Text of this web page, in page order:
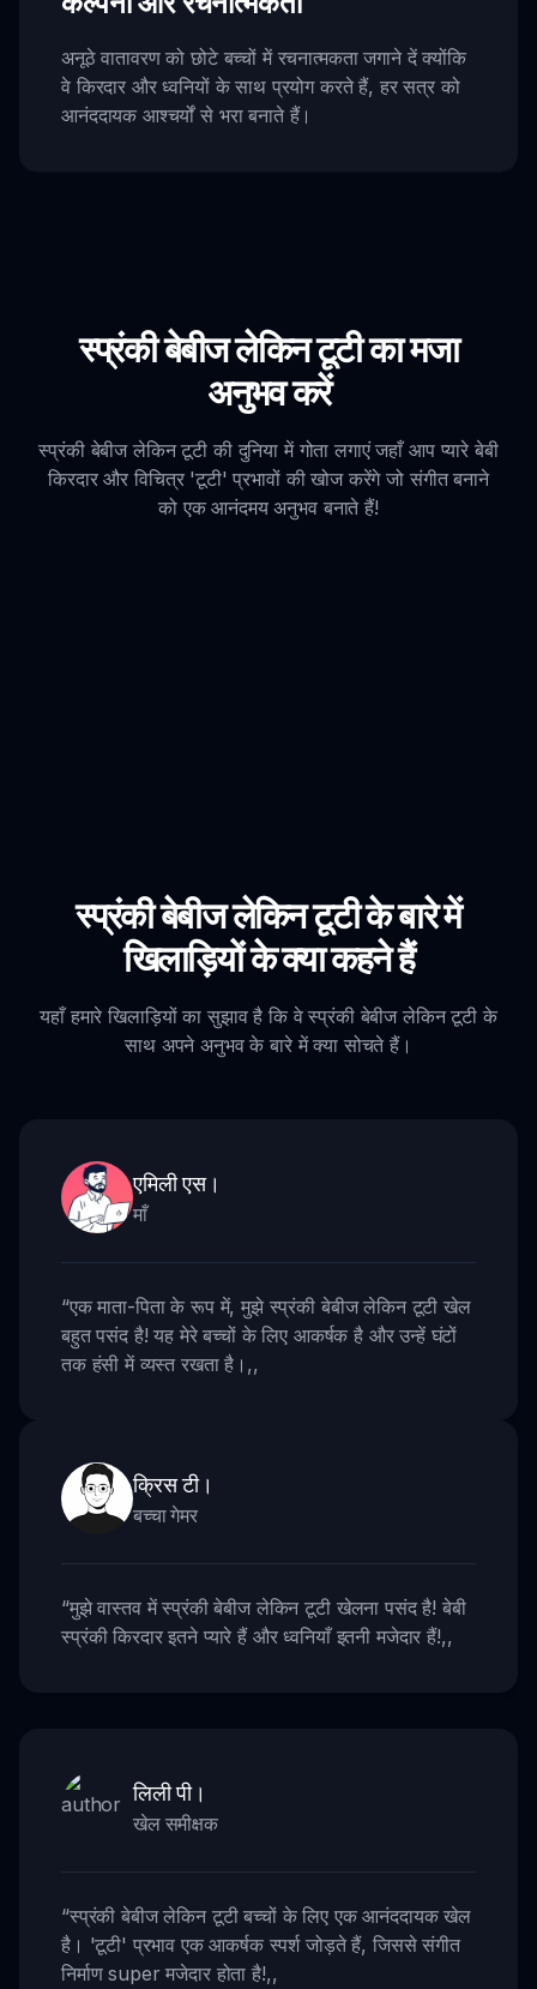
अनूठे वातावरण को छोटे बच्चों में रचनात्मकता जगाने दें क्योंकि
वे किरदार और ध्वनियों के साथ प्रयोग करते हैं, हर सत्र को
आनंददायक आश्चर्यों से भरा बनाते हैं।
स्प्रंकी बेबीज लेकिन टूटी का मजा
अनुभव करें
स्प्रंकी बेबीज लेकिन टूटी की दुनिया में गोता लगाएं जहाँ आप प्यारे बेबी
किरदार और विचित्र 'टूटी' प्रभावों की खोज करेंगे जो संगीत बनाने
को एक आनंदमय अनुभव बनाते हैं!
स्प्रंकी बेबीज लेकिन टूटी के बारे में
खिलाड़ियों के क्या कहने हैं
यहाँ हमारे खिलाड़ियों का सुझाव है कि वे स्प्रंकी बेबीज लेकिन टूटी के
साथ अपने अनुभव के बारे में क्या सोचते हैं।
एमिली एस।
माँ
“एक माता-पिता के रूप में, मुझे स्प्रंकी बेबीज लेकिन टूटी खेल
बहुत पसंद है! यह मेरे बच्चों के लिए आकर्षक है और उन्हें घंटों
तक हंसी में व्यस्त रखता है। ,,
क्रिस टी।
बच्चा गेमर
“मुझे वास्तव में स्प्रंकी बेबीज लेकिन टूटी खेलना पसंद है! बेबी
स्प्रंकी किरदार इतने प्यारे हैं और ध्वनियाँ इतनी मजेदार हैं!,,
लिली पी।
खेल समीक्षक
“स्प्रंकी बेबीज लेकिन टूटी बच्चों के लिए एक आनंददायक खेल
है। 'टूटी' प्रभाव एक आकर्षक स्पर्श जोड़ते हैं, जिससे संगीत
निर्माण super मजेदार होता है!,,